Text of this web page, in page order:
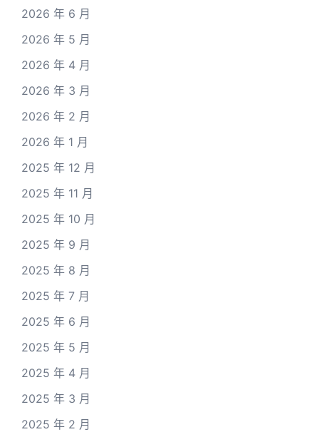
2026 年 6 月
2026 年 5 月
2026 年 4 月
2026 年 3 月
2026 年 2 月
2026 年 1 月
2025 年 12 月
2025 年 11 月
2025 年 10 月
2025 年 9 月
2025 年 8 月
2025 年 7 月
2025 年 6 月
2025 年 5 月
2025 年 4 月
2025 年 3 月
2025 年 2 月